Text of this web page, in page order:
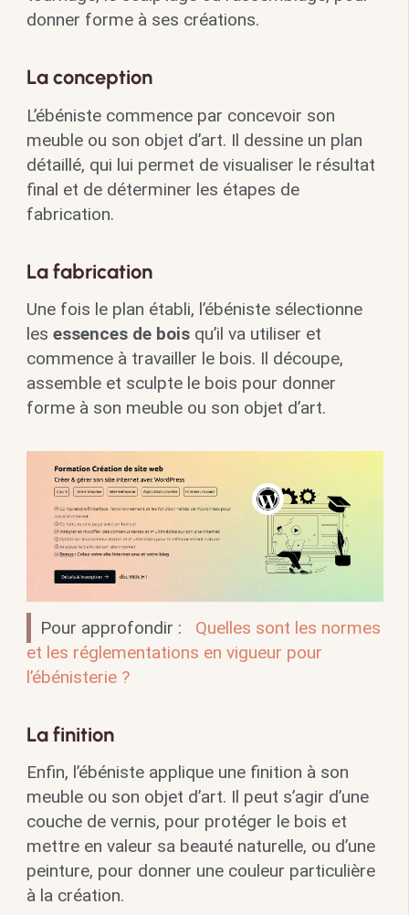
donner forme à ses créations.
La conception
L’ébéniste commence par concevoir son
meuble ou son objet d’art. Il dessine un plan
détaillé, qui lui permet de visualiser le résultat
final et de déterminer les étapes de
fabrication.
La fabrication
Une fois le plan établi, l’ébéniste sélectionne
les essences de boisqu’il va utiliser et
commence à travailler le bois. Il découpe,
assemble et sculpte le bois pour donner
forme à son meuble ou son objet d’art.
Pour approfondir :
Quelles sont les normes
et les réglementations en vigueur pour
l’ébénisterie ?
La finition
Enfin, l’ébéniste applique une finition à son
meuble ou son objet d’art. Il peut s’agir d’une
couche de vernis, pour protéger le bois et
mettre en valeur sa beauté naturelle, ou d’une
peinture, pour donner une couleur particulière
à la création.